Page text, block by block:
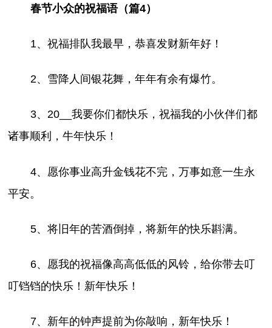
春节小众的祝福语（篇4）
1、祝福排队我最早，恭喜发财新年好！
2、雪降人间银花舞，年年有余有爆竹。
3、20__我要你们都快乐，祝福我的小伙伴们都
诸事顺利，牛年快乐！
4、愿你事业高升金钱花不完，万事如意一生永
平安。
5、将旧年的苦酒倒掉，将新年的快乐斟满。
6、愿我的祝福像高高低低的风铃，给你带去叮
叮铛铛的快乐！新年快乐！
7、新年的钟声提前为你敲响，新年快乐！